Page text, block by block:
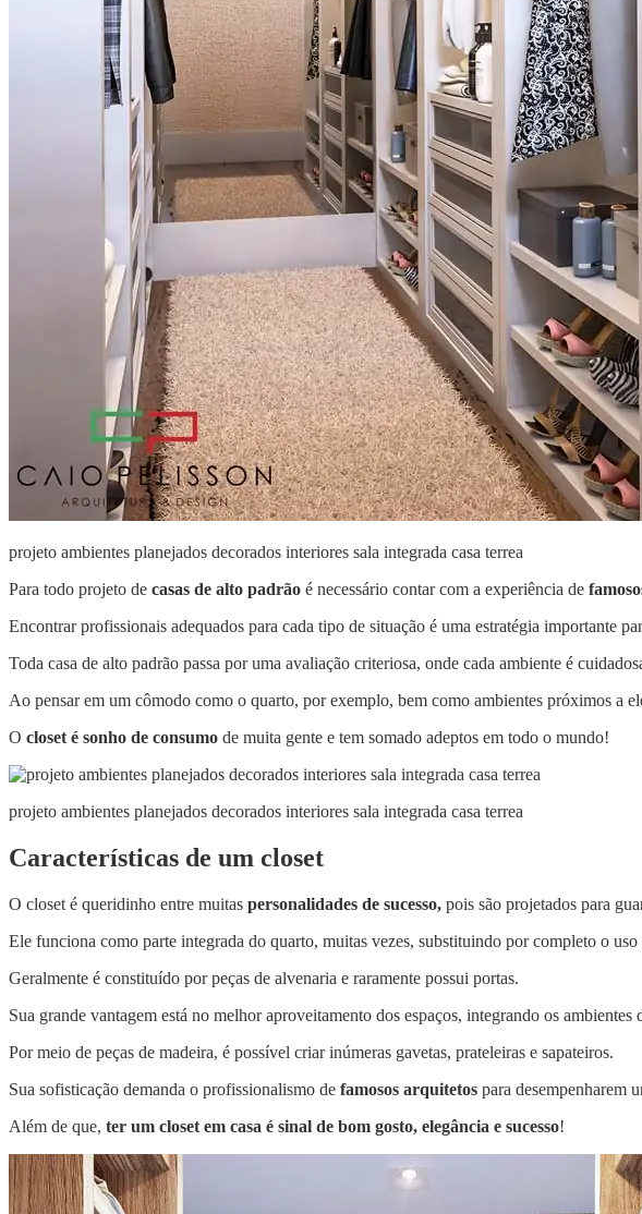
projeto ambientes planejados decorados interiores sala integrada casa terrea
Para todo projeto de casas de alto padrão é necessário contar com a experiência de
Encontrar profissionais adequados para cada tipo de situação é uma estratégia importante
Toda casa de alto padrão passa por uma avaliação criteriosa, onde cada ambiente é
Ao pensar em um cômodo como o quarto, por exemplo, bem como ambientes próximos a
O closet é sonho de consumo de muita gente e tem somado adeptos em todo o mundo!
projeto ambientes planejados decorados interiores sala integrada casa terrea
Características de um closet
O closet é queridinho entre muitas personalidades de sucesso, pois são projetados para
Ele funciona como parte integrada do quarto, muitas vezes, substituindo por completo o uso
Geralmente é constituído por peças de alvenaria e raramente possui portas.
Sua grande vantagem está no melhor aproveitamento dos espaços, integrando os
Por meio de peças de madeira, é possível criar inúmeras gavetas, prateleiras e sapateiros.
Sua sofisticação demanda o profissionalismo de famosos arquitetos para desempenharem
Além de que, ter um closet em casa é sinal de bom gosto, elegância e sucesso!